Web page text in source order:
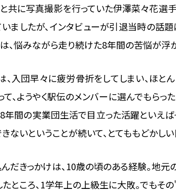
共に写真撮影を行っていた伊澤菜々花選
ましたが、インタビューが引退当時の話題
、悩みながら走り続けた8年間の苦悩が浮
入団早々に疲労骨折をしてしまい、ほと
て、ようやく駅伝のメンバーに選んでもらっ
年間の実業団生活で目立った活躍といえば
ないということが続いて、とてももどかしい
きっかけは、10歳の頃のある経験。地元
ところ、1学年上の上級生に大敗。でも